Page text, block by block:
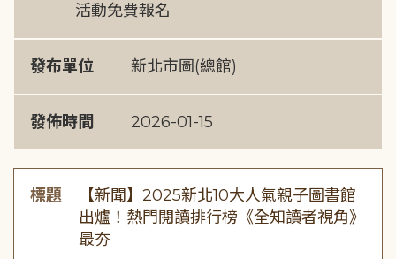
活動免費報名
發布單位 新北市圖(總館)
發佈時間 2026-01-15
標題
【新聞】2025新北10大人氣親子圖書館
出爐！熱門閱讀排行榜《全知讀者視角》
最夯